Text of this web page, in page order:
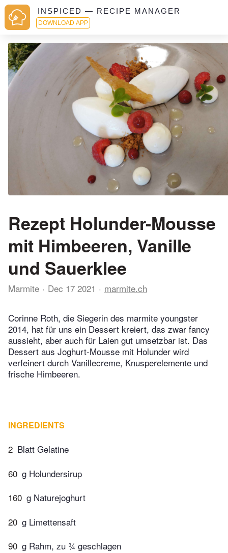
INSPICED — RECIPE MANAGER
DOWNLOAD APP
Rezept Holunder-Mousse
mit Himbeeren, Vanille
und Sauerklee
Marmite Dec 17 2021 marmite.ch
Corinne Roth, die Siegerin des marmite youngster
2014, hat für uns ein Dessert kreiert, das zwar fancy
aussieht, aber auch für Laien gut umsetzbar ist. Das
Dessert aus Joghurt-Mousse mit Holunder wird
verfeinert durch Vanillecreme, Knusperelemente und
frische Himbeeren.
INGREDIENTS
2 Blatt Gelatine
60 g Holundersirup
160 g Naturejoghurt
20 g Limettensaft
90 g Rahm, zu ¾ geschlagen